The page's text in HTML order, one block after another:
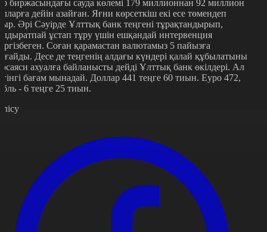
биржасындағы сауда көлемі 179 миллионнан 92 миллион
дейін азайған. Яғни көрсеткіш екі есе төмендеп
Әрі Сәуірде Ұлттық банк теңгені тұрақтандырып,
ұстап тұру үшін ешқандай интервенция
Соған қарамастан валютамыз 5 пайызға
Десе де теңгенің алдағы күндері қалай құбылатыны
ахуалға байланысты дейді Ұлттық банк өкілдері. Ал
бағам мынадай. Доллар 441 теңге 60 тиын. Еуро 472,
- 6 теңге 25 тиын.